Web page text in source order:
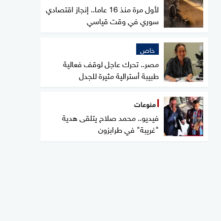
لأول مرة منذ 16 عاما.. إنجاز اقتصادي
سوري في وقت قياسي
خاص
مصر.. تحرك عاجل لوقف فعالية
طبيبة أسترالية مثيرة للجدل
منوعات
فيديو.. محمد صلاح يتلقى هدية
"غريبة" في طرابزون